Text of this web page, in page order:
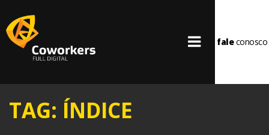
faleconosco
TAG: ÍNDICE